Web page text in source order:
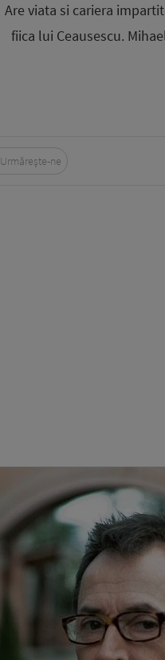
Are viata si cariera
fiica lui Ceausescu.
Urmărește-ne